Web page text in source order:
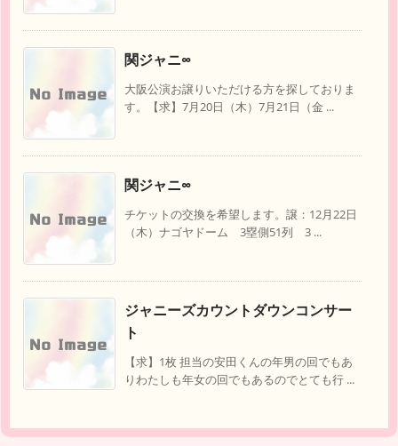
関ジャニ∞
大阪公演お譲りいただける方を探しておりま
す。【求】7月20日（木）7月21日（金 ...
関ジャニ∞
チケットの交換を希望します。譲：12月22日
（木）ナゴヤドーム 3塁側51列 3 ...
ジャニーズカウントダウンコンサー
ト
【求】1枚 担当の安田くんの年男の回でもあ
りわたしも年女の回でもあるのでとても行 ...